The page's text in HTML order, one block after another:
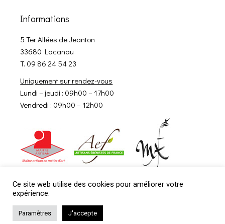
Informations
5 Ter Allées de Jeanton
33680 Lacanau
T. 09 86 24 54 23
Uniquement sur rendez-vous
Lundi – jeudi : 09h00 – 17h00
Vendredi : 09h00 – 12h00
Ce site web utilise des cookies pour améliorer votre
expérience.
Paramètres J'accepte